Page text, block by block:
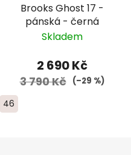
Brooks Ghost 17 -
pánská - černá
Skladem
2 690 Kč
3 790 Kč (–29 %)
46